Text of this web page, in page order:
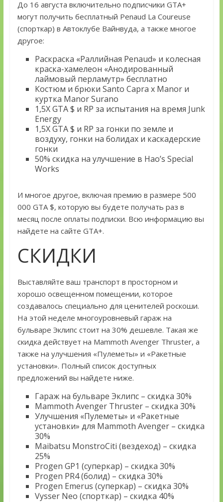
До 16 августа включительно подписчики GTA+
могут получить бесплатный Penaud La Coureuse
(спорткар) в Автоклубе Вайнвуда, а также многое
другое:
Раскраска «Раллийная Penaud» и колесная
краска-хамелеон «Анодированный
лаймовый перламутр» бесплатно
Костюм и брюки Santo Capra x Manor и
куртка Manor Surano
1,5X GTA $ и RP за испытания на время Junk
Energy
1,5Х GTA $ и RP за гонки по земле и
воздуху, гонки на болидах и каскадерские
гонки
50% скидка на улучшение в Hao’s Special
Works
И многое другое, включая премию в размере 500
000 GTA $, которую вы будете получать раз в
месяц после оплаты подписки. Всю информацию вы
найдете на сайте GTA+.
СКИДКИ
Выставляйте ваш транспорт в просторном и
хорошо освещенном помещении, которое
создавалось специально для ценителей роскоши.
На этой неделе многоуровневый гараж на
бульваре Эклипс стоит на 30% дешевле. Такая же
скидка действует на Mammoth Avenger Thruster, а
также на улучшения «Пулеметы» и «Ракетные
установки». Полный список доступных
предложений вы найдете ниже.
Гараж на бульваре Эклипс – скидка 30%
Mammoth Avenger Thruster – скидка 30%
Улучшения «Пулеметы» и «Ракетные
установки» для Mammoth Avenger – скидка
30%
Maibatsu MonstroCiti (вездеход) – скидка
25%
Progen GP1 (суперкар) – скидка 30%
Progen PR4 (болид) – скидка 30%
Progen Emerus (суперкар) – скидка 30%
Vysser Neo (спорткар) – скидка 40%